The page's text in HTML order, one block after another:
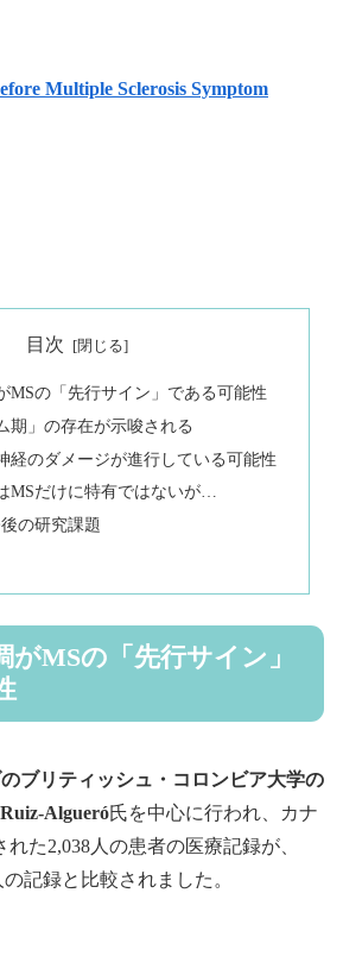
Multiple Sclerosis Symptom
目次
MSの「先行サイン」である可能性
期」の存在が示唆される
経のダメージが進行している可能性
MSだけに特有ではないが…
の研究課題
がMSの「先行サイン」
ブリティッシュ・コロンビア大学の
Algueró氏を中心に行われ、カナ
た2,038人の患者の医療記録が、
記録と比較されました。